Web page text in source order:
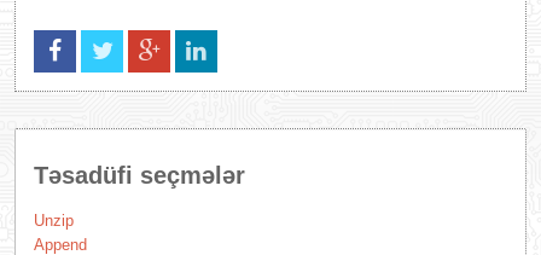
Təsadüfi seçmələr
Unzip
Append